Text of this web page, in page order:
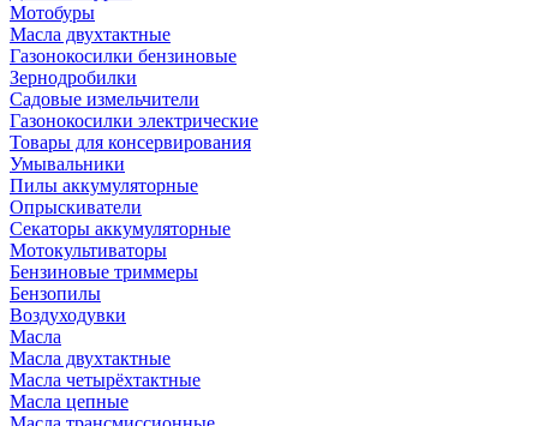
Мотобуры
Масла двухтактные
Газонокосилки бензиновые
Зернодробилки
Садовые измельчители
Газонокосилки электрические
Товары для консервирования
Умывальники
Пилы аккумуляторные
Опрыскиватели
Секаторы аккумуляторные
Мотокультиваторы
Бензиновые триммеры
Бензопилы
Воздуходувки
Масла
Масла двухтактные
Масла четырёхтактные
Масла цепные